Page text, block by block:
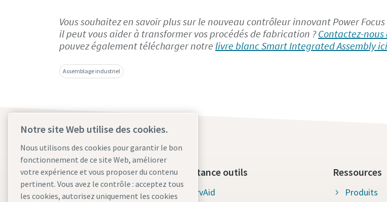
Vous souhaitez en savoir plus sur le nouveau contrôleur innovant Power
il peut vous aider à transformer vos procédés de fabrication ?Contactez-
pouvez également télécharger notre livre blanc Smart Integrated Assembly
Assemblage industriel
Qui sommes-nous ?
Atlas Copco Group
Assistance outils
ServAid
Ressources
Produits
Notre site Web utilise des cookies.
Nous utilisons des cookies pour garantir le bon
fonctionnement de ce site Web, améliorer
votre expérience et vous proposer du contenu
pertinent. Vous avez le contrôle : acceptez tous
les cookies, autorisez uniquement les cookies